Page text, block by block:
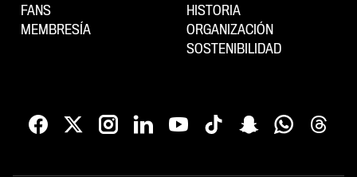
FANS
MEMBRESÍA
HISTORIA
ORGANIZACIÓN
SOSTENIBILIDAD